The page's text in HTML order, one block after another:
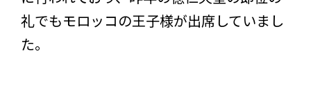
礼でもモロッコの王子様が出席していまし
た。